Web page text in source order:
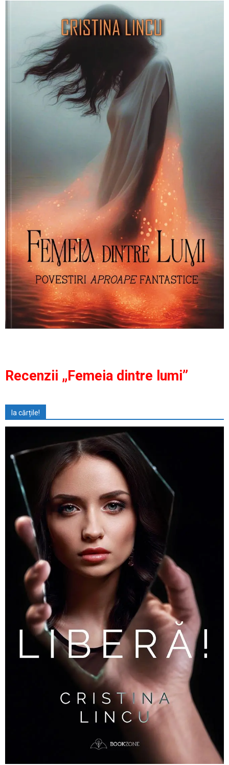
Recenzii „Femeia dintre lumi”
Ia cărțile!